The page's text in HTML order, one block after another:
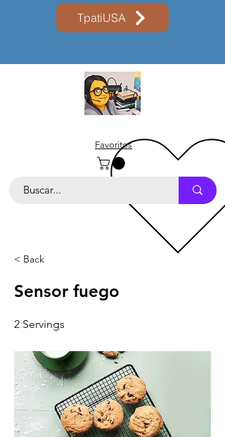
TpatiUSA
Favoritos
< Back
Sensor fuego
2 Servings